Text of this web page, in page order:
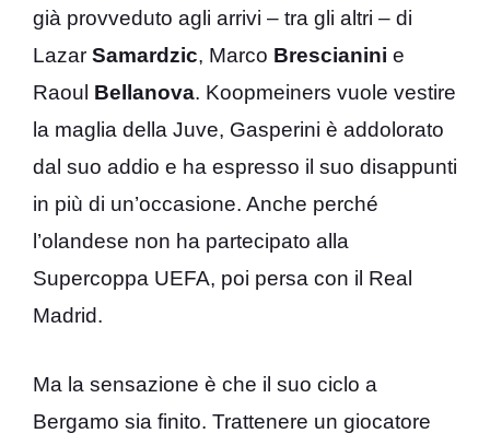
già provveduto agli arrivi – tra gli altri – di
Lazar Samardzic, Marco Brescianini e
Raoul Bellanova. Koopmeiners vuole vestire
la maglia della Juve, Gasperini è addolorato
dal suo addio e ha espresso il suo disappunti
in più di un’occasione. Anche perché
l’olandese non ha partecipato alla
Supercoppa UEFA, poi persa con il Real
Madrid.
Ma la sensazione è che il suo ciclo a
Bergamo sia finito. Trattenere un giocatore